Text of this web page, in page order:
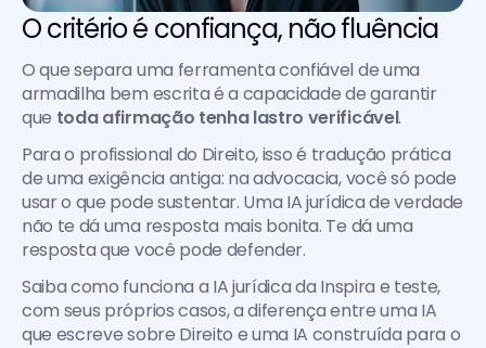
O critério é confiança, não fluência
O que separa uma ferramenta confiável de uma
armadilha bem escrita é a capacidade de garantir
que toda afirmação tenha lastro verificável.
Para o profissional do Direito, isso é tradução prática
de uma exigência antiga: na advocacia, você só pode
usar o que pode sustentar. Uma IA jurídica de verdade
não te dá uma resposta mais bonita. Te dá uma
resposta que você pode defender.
Saiba como funciona a IA jurídica da Inspira e teste,
com seus próprios casos, a diferença entre uma IA
que escreve sobre Direito e uma IA construída para o